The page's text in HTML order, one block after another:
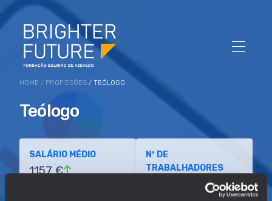
HOME / PROFISSÕES / TEÓLOGO
Teólogo
SALÁRIO MÉDIO
1157 €
Nº DE
TRABALHADORES
Elevado